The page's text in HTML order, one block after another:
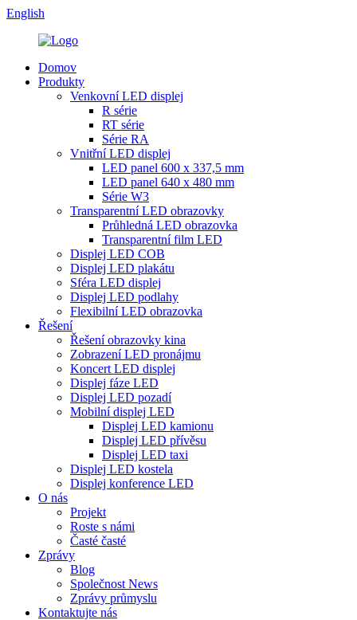
English
Domov
Produkty
Venkovní LED displej
R série
RT série
Série RA
Vnitřní LED displej
LED panel 600 x 337,5 mm
LED panel 640 x 480 mm
Série W3
Transparentní LED obrazovky
Průhledná LED obrazovka
Transparentní film LED
Displej LED COB
Displej LED plakátu
Sféra LED displej
Displej LED podlahy
Flexibilní LED obrazovka
Řešení
Řešení obrazovky kina
Zobrazení LED pronájmu
Koncert LED displej
Displej fáze LED
Displej LED pozadí
Mobilní displej LED
Displej LED kamionu
Displej LED přívěsu
Displej LED taxi
Displej LED kostela
Displej konference LED
O nás
Projekt
Roste s námi
Časté časté
Zprávy
Blog
Společnost News
Zprávy průmyslu
Kontaktujte nás